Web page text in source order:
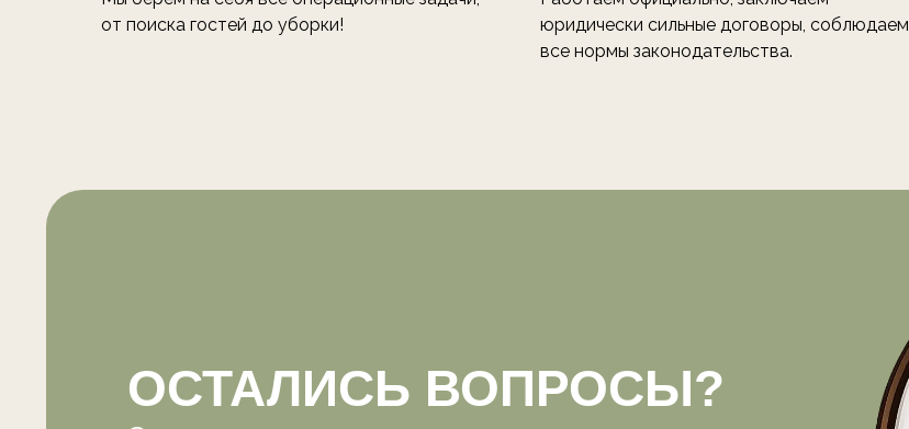
от поиска гостей до уборки!
юридически сильные договоры, соблюдаем
все нормы законодательства.
ОСТАВИТЬ ЗАЯВКУ